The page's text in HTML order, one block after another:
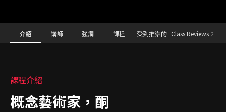
Details
Configuration Information Shortcuts
介紹 講師 強調 課程 受到推崇的 Class Reviews 2
課程介紹
概念藝術家，酮